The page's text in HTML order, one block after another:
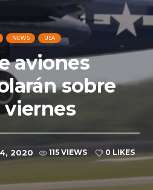
NEWS USA
aviones
sobre
4, 2020 115 VIEWS
0 LIKES